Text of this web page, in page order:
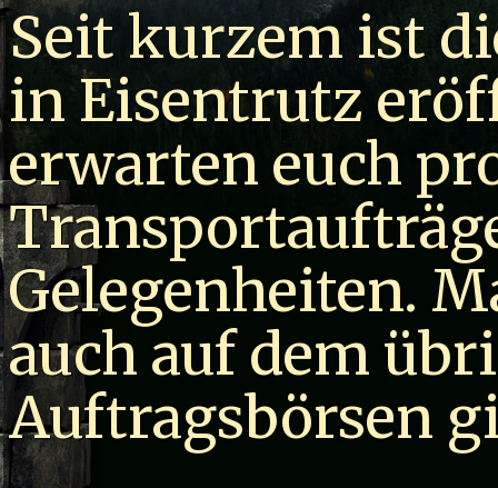
Seit kurzem ist
in Eisentrutz
erwarten euch
Gelegenheiten.
auch auf dem
Auftragsbörsen